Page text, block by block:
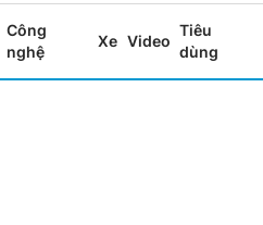
Công
nghệ
Xe Video
Tiêu
dùng